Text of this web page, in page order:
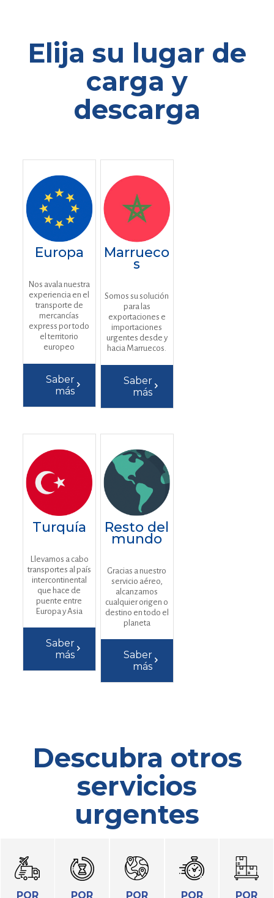
Elija su lugar de
carga y
descarga
Europa
Nos avala nuestra
experiencia en el
transporte de
mercancías
express por todo
el territorio
europeo
Saber
más
Marrueco
s
Somos su solución
para las
exportaciones e
importaciones
urgentes desde y
hacia Marruecos.
Saber
más
Turquía
Llevamos a cabo
transportes al país
intercontinental
que hace de
puente entre
Europa y Asia
Saber
más
Resto del
mundo
Gracias a nuestro
servicio aéreo,
alcanzamos
cualquier origen o
destino en todo el
planeta
Saber
más
Descubra otros
servicios
urgentes
POR POR POR POR POR